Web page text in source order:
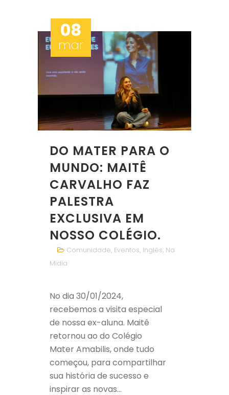
08
mar
DO MATER PARA O
MUNDO: MAITÊ
CARVALHO FAZ
PALESTRA
EXCLUSIVA EM
NOSSO COLÉGIO.
Comunidade, Eventos, Inglês, Na
Mídia
No dia 30/01/2024,
recebemos a visita especial
de nossa ex-aluna. Maitê
retornou ao do Colégio
Mater Amabilis, onde tudo
começou, para compartilhar
sua história de sucesso e
inspirar as novas...